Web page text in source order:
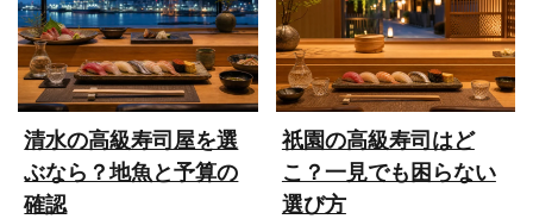
清水の高級寿司屋を選
ぶなら？地魚と予算の
確認
祇園の高級寿司はど
こ？一見でも困らない
選び方